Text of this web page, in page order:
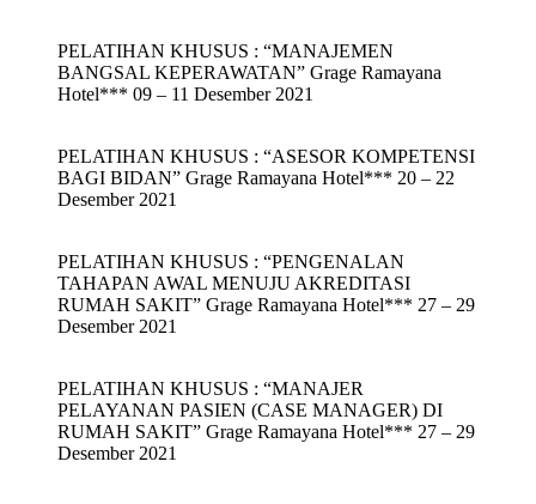
PELATIHAN KHUSUS : “MANAJEMEN
BANGSAL KEPERAWATAN” Grage Ramayana
Hotel*** 09 – 11 Desember 2021
PELATIHAN KHUSUS : “ASESOR KOMPETENSI
BAGI BIDAN” Grage Ramayana Hotel*** 20 – 22
Desember 2021
PELATIHAN KHUSUS : “PENGENALAN
TAHAPAN AWAL MENUJU AKREDITASI
RUMAH SAKIT” Grage Ramayana Hotel*** 27 – 29
Desember 2021
PELATIHAN KHUSUS : “MANAJER
PELAYANAN PASIEN (CASE MANAGER) DI
RUMAH SAKIT” Grage Ramayana Hotel*** 27 – 29
Desember 2021